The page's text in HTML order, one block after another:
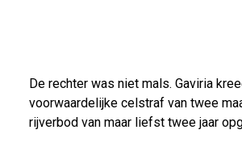
De rechter was niet mals. Gaviria
voorwaardelijke celstraf van twee
rijverbod van maar liefst twee jaar